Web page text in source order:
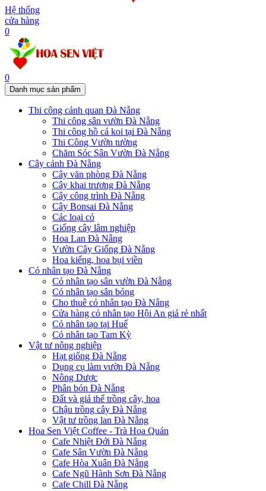
Hệ thống
cửa hàng
0
0
Danh mục sản phẩm
Thi công cảnh quan Đà Nẵng
Thi công sân vườn Đà Nẵng
Thi công hồ cá koi tại Đà Nẵng
Thi Công Vườn tường
Chăm Sóc Sân Vườn Đà Nẵng
Cây cảnh Đà Nẵng
Cây văn phòng Đà Nẵng
Cây khai trương Đà Nẵng
Cây công trình Đà Nẵng
Cây Bonsai Đà Nẵng
Các loại cỏ
Giống cây lâm nghiệp
Hoa Lan Đà Nẵng
Vườn Cây Giống Đà Nẵng
Hoa kiểng, hoa bụi viền
Cỏ nhân tạo Đà Nẵng
Cỏ nhân tạo sân vườn Đà Nẵng
Cỏ nhân tạo sân bóng
Cho thuê cỏ nhân tạo Đà Nẵng
Cửa hàng cỏ nhân tạo Hội An giá rẻ nhất
Cỏ nhân tạo tại Huế
Cỏ nhân tạo Tam Kỳ
Vật tư nông nghiệp
Hạt giống Đà Nẵng
Dụng cụ làm vườn Đà Nẵng
Nông Dược
Phân bón Đà Nẵng
Đất và giá thể trồng cây, hoa
Chậu trồng cây Đà Nẵng
Vật tư trồng lan Đà Nẵng
Hoa Sen Việt Coffee - Trà Hoa Quán
Cafe Nhiệt Đới Đà Nẵng
Cafe Sân Vườn Đà Nẵng
Cafe Hòa Xuân Đà Nẵng
Cafe Ngũ Hành Sơn Đà Nẵng
Cafe Chill Đà Nẵng